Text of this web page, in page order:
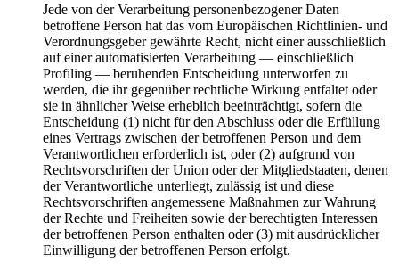
Jede von der Verarbeitung personenbezogener Daten
betroffene Person hat das vom Europäischen Richtlinien- und
Verordnungsgeber gewährte Recht, nicht einer ausschließlich
auf einer automatisierten Verarbeitung — einschließlich
Profiling — beruhenden Entscheidung unterworfen zu
werden, die ihr gegenüber rechtliche Wirkung entfaltet oder
sie in ähnlicher Weise erheblich beeinträchtigt, sofern die
Entscheidung (1) nicht für den Abschluss oder die Erfüllung
eines Vertrags zwischen der betroffenen Person und dem
Verantwortlichen erforderlich ist, oder (2) aufgrund von
Rechtsvorschriften der Union oder der Mitgliedstaaten, denen
der Verantwortliche unterliegt, zulässig ist und diese
Rechtsvorschriften angemessene Maßnahmen zur Wahrung
der Rechte und Freiheiten sowie der berechtigten Interessen
der betroffenen Person enthalten oder (3) mit ausdrücklicher
Einwilligung der betroffenen Person erfolgt.